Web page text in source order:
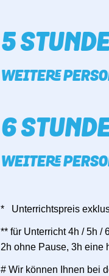
5
WEITERE
6
WEITERE
* Unterrichtspreis
** für Unterricht 4h / 5h /
2h ohne Pause, 3h eine
# Wir können Ihnen bei